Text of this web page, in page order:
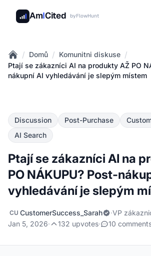
AmICited byFlowHunt
Home
/ Domů / Komunitni diskuse /
Ptají se zákazníci AI na produkty AŽ PO
nákupní AI vyhledávání je slepým místem
Discussion Post-Purchase
AI Search
Ptají se zákazníci AI na
PO NÁKUPU? Post-
vyhledávání je slepým
CU CustomerSuccess_Sarah ·VP
Jan 5, 2026· 132 upvotes· 10